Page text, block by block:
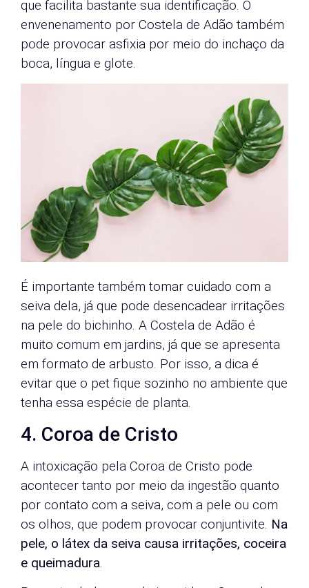
que facilita bastante sua identificação. O
envenenamento por Costela de Adão também
pode provocar asfixia por meio do inchaço da
boca, língua e glote.
É importante também tomar cuidado com a
seiva dela, já que pode desencadear irritações
na pele do bichinho. A Costela de Adão é
muito comum em jardins, já que se apresenta
em formato de arbusto. Por isso, a dica é
evitar que o pet fique sozinho no ambiente que
tenha essa espécie de planta.
4. Coroa de Cristo
A intoxicação pela Coroa de Cristo pode
acontecer tanto por meio da ingestão quanto
por contato com a seiva, com a pele ou com
os olhos, que podem provocar conjuntivite. Na
pele, o látex da seiva causa irritações, coceira
e queimadura.